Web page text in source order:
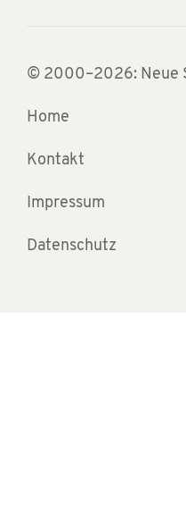
© 2000–2026: Neue
Home
Kontakt
Impressum
Datenschutz